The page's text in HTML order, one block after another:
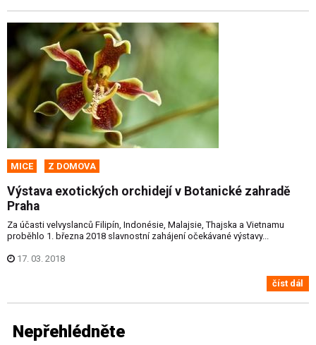
MICE Z DOMOVA
Výstava exotických orchidejí v Botanické zahradě
Praha
Za účasti velvyslanců Filipín, Indonésie, Malajsie, Thajska a Vietnamu
proběhlo 1. března 2018 slavnostní zahájení očekávané výstavy...
17. 03. 2018
číst dál
Nepřehlédněte